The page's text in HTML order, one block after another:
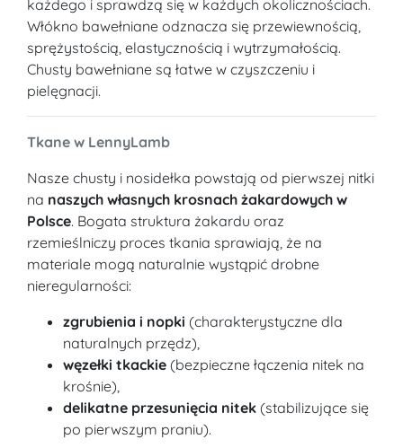
każdego i sprawdzą się w każdych okolicznościach.
Włókno bawełniane odznacza się przewiewnością,
sprężystością, elastycznością i wytrzymałością.
Chusty bawełniane są łatwe w czyszczeniu i
pielęgnacji.
Tkane w LennyLamb
Nasze chusty i nosidełka powstają od pierwszej nitki
na naszych własnych krosnach żakardowych w
Polsce. Bogata struktura żakardu oraz
rzemieślniczy proces tkania sprawiają, że na
materiale mogą naturalnie wystąpić drobne
nieregularności:
zgrubienia i nopki (charakterystyczne dla
naturalnych przędz),
węzełki tkackie (bezpieczne łączenia nitek na
krośnie),
delikatne przesunięcia nitek (stabilizujące się
po pierwszym praniu).